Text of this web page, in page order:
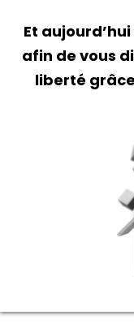
Et
afin de vous
liberté